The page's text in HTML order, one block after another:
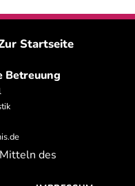
Startseite
Betreuung
des